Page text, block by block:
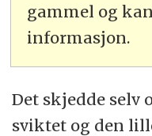
gammel og
informasjon.
Det skjedde selv
sviktet og den